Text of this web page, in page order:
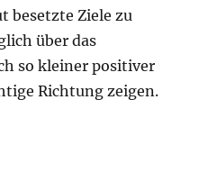
besetzte Ziele zu
über das
so kleiner positiver
Richtung zeigen.